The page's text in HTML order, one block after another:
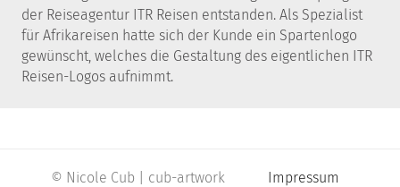
der Reiseagentur ITR Reisen entstanden. Als Spezialist
für Afrikareisen hatte sich der Kunde ein Spartenlogo
gewünscht, welches die Gestaltung des eigentlichen ITR
Reisen-Logos aufnimmt.
© Nicole Cub | cub-artwork Impressum